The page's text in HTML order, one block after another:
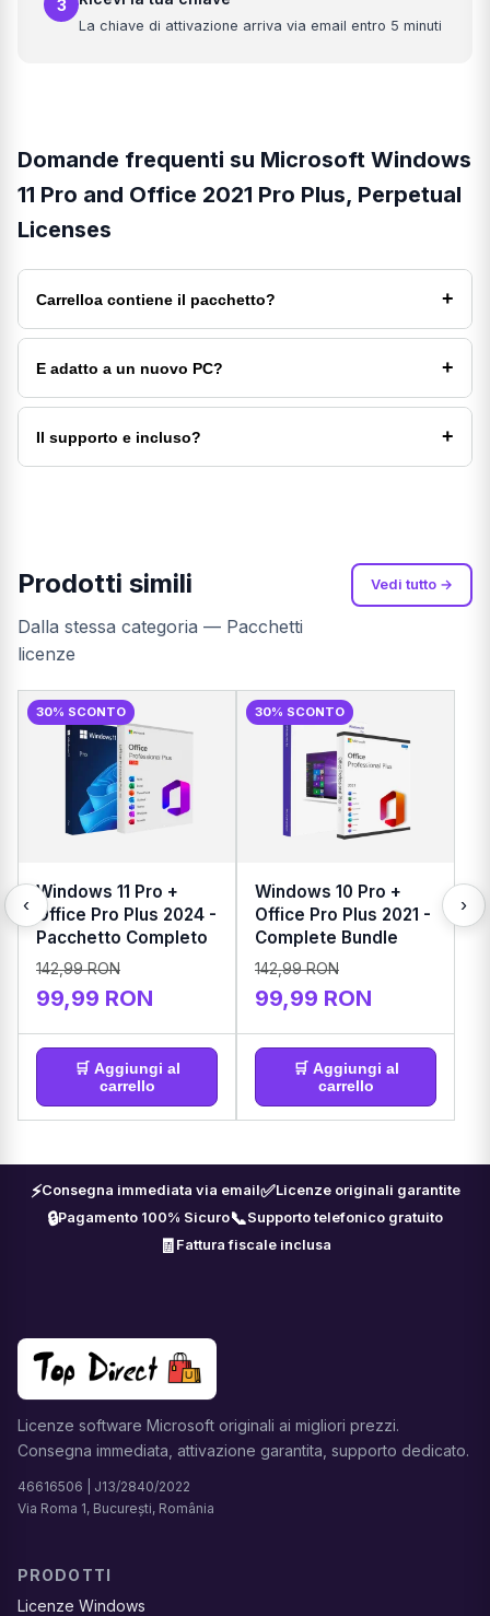
3
La chiave di attivazione arriva via email entro 5 minuti
Domande frequenti su Microsoft Windows
11 Pro and Office 2021 Pro Plus, Perpetual
Licenses
Carrelloa contiene il pacchetto? +
Il pacchetto include una licenza Windows e una licenza
Office secondo la variante del prodotto.
E adatto a un nuovo PC? +
Si. I pacchetti sono pensati per una configurazione
rapida.
Il supporto e incluso? +
Prodotti simili
Dalla stessa categoria — Pacchetti
licenze
Vedi tutto →
‹
30% SCONTO
Windows 11 Pro +
Office Pro Plus 2024 -
Pacchetto Completo
142,99 RON
99,99 RON
🛒 Aggiungi al
carrello
30% SCONTO
Windows 10 Pro +
Office Pro Plus 2021 -
Complete Bundle
142,99 RON
99,99 RON
🛒 Aggiungi al
carrello
›
⚡Consegna immediata via email✅Licenze originali garantite
🔒Pagamento 100% Sicuro📞Supporto telefonico gratuito
🧾 Fattura fiscale inclusa
Licenze software Microsoft originali ai migliori prezzi.
Consegna immediata, attivazione garantita, supporto dedicato.
46616506 | J13/2840/2022
Via Roma 1, București, România
PRODOTTI
Licenze Windows